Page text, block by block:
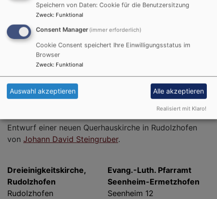
Bildrechte (Staatsarchiv Nürnberg, Regierung von Mittelfranken,
Entwurf einer neuen Querhauskirche in Rudolzhofen
von Johann David Steingruber.
Dreieinigkeitskirche,
Rudolzhofen
Rudolzhofen
Evang.-Luth. Pfarramt
Seenheim-Ermetzhofen
Seenheim 12
Speichern von Daten: Cookie für die Benutzersitzung
Zweck: Funktional
Consent Manager (immer erforderlich)
Cookie Consent speichert Ihre Einwilligungsstatus im
Browser
Zweck: Funktional
Auswahl akzeptieren Alle akzeptieren
Realisiert mit Klaro!